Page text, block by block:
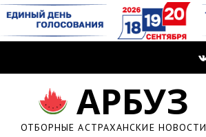
АРБУЗ
ОТБОРНЫЕ АСТРАХАНСКИЕ НОВОСТИ